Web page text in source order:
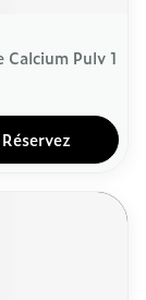
Calcium Pulv 1
Réservez